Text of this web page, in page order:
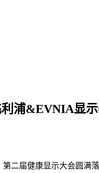
浦&EVNIA显
二届健康显示大会圆满